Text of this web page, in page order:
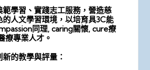
範學習、實踐志工服務，營造慈
的人文學習環境，以培育具3C能
同理, caring關懷, cure療
療專業人才。
新的教學與評量：